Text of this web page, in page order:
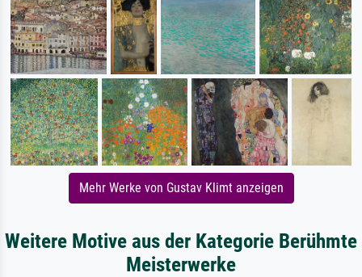
Mehr Werke von Gustav Klimt anzeigen
Weitere Motive aus der Kategorie Berühmte
Meisterwerke